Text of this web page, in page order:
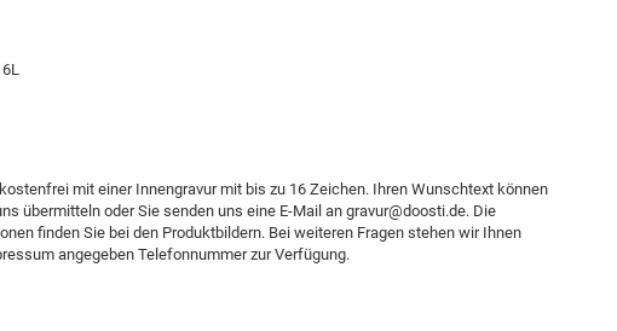
mit einer Innengravur mit bis zu 16 Zeichen. Ihren Wunschtext können
übermitteln oder Sie senden uns eine E-Mail an gravur@doosti.de. Die
finden Sie bei den Produktbildern. Bei weiteren Fragen stehen wir Ihnen
angegeben Telefonnummer zur Verfügung.